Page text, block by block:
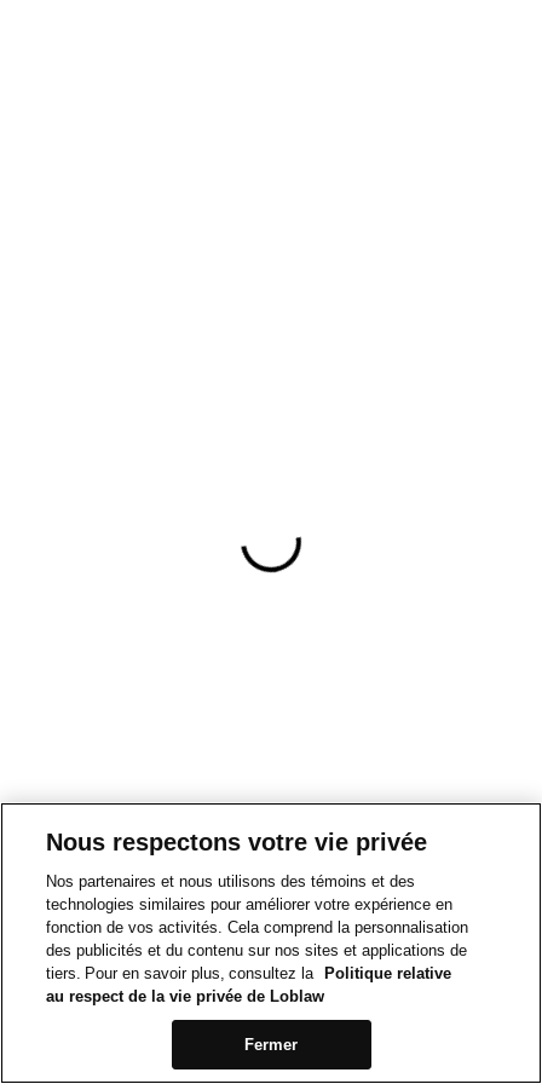
Nous respectons votre vie privée
Nos partenaires et nous utilisons des témoins et des
technologies similaires pour améliorer votre expérience en
fonction de vos activités. Cela comprend la personnalisation
des publicités et du contenu sur nos sites et applications de
tiers. Pour en savoir plus, consultez la
Politique relative
au respect de la vie privée de Loblaw
Fermer